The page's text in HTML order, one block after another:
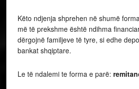
Këto ndjenja shprehen në shumë
më të prekshme është ndihma
dërgojnë familjeve të tyre, si edhe
bankat shqiptare.
Le të ndalemi te forma e parë: